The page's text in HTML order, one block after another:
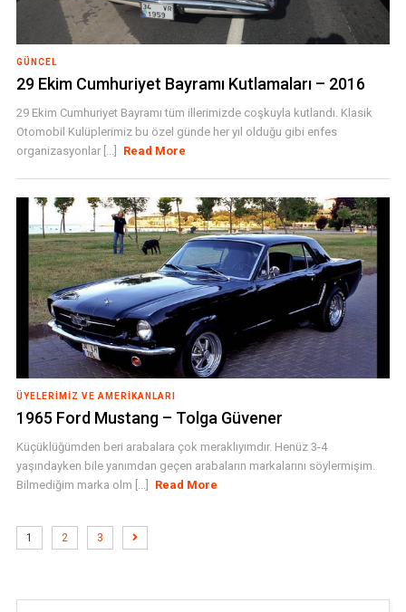
GÜNCEL
29 Ekim Cumhuriyet Bayramı Kutlamaları – 2016
29 Ekim Cumhuriyet Bayramı tüm illerimizde coşkuyla kutlandı. Klasik
Otomobil Kulüplerimiz bu özel günde her yıl olduğu gibi enfes
organizasyonlar [...]
Read More
ÜYELERIMIZ VE AMERIKANLARI
1965 Ford Mustang – Tolga Güvener
Küçüklüğümden beri arabalara çok meraklıyımdır. Henüz 3-4
yaşındayken bile yanımdan geçen arabaların markalarını söylermişim.
Bilmediğim marka olm [...]
Read More
1 2 3